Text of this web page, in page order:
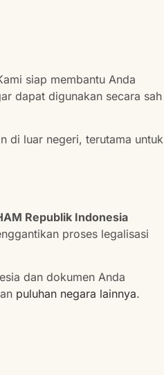
siap membantu Anda
dapat digunakan secara sah
di luar negeri, terutama untuk
Republik Indonesia
proses legalisasi
dan dokumen Anda
puluhan negara lainnya.